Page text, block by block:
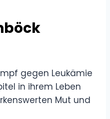
gegen Leukämie
in ihrem Leben
Mut und